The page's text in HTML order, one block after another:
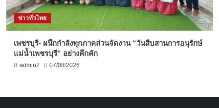
ข่าวทั่วไทย
เพชรบุรี- ผนึกกำลังทุกภาคส่วนจัดงาน “วันสืบสานการอนุรักษ์
แม่น้ำเพชรบุรี” อย่างคึกคัก
admin2 07/08/2026